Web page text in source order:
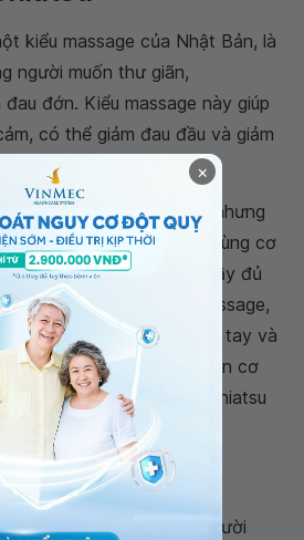
kiểu massage của Nhật Bản, là
người muốn thư giãn,
đau đớn. Kiểu massage này giúp
có thể giảm đau đầu và giảm
động trên toàn cơ thể nhưng
thể tập trung vào những vùng cơ
Bạn sẽ mặc quần áo đầy đủ
này. Trong quá trình massage,
sử dụng bàn tay, lòng bàn tay và
các điểm nhất định trên cơ
gian một lần massage Shiatsu
phút.
chọn tốt cho những người
×